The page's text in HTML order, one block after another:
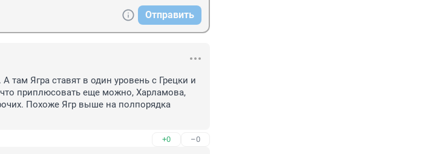
Отправить
там Ягра ставят в один уровень с Грецки и
приплюсовать еще можно, Харламова,
Похоже Ягр выше на полпорядка
+0 –0